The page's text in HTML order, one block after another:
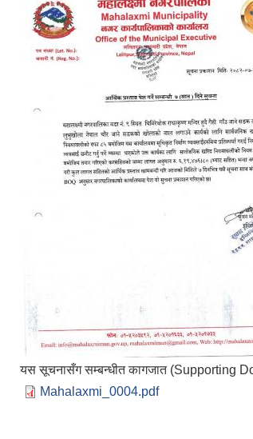
यस सूचनासँग सम्बन्धीत कागजात (Supporting
Mahalaxmi_0004.pdf